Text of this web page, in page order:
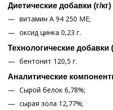
Диетические добавки (г/кг)
витамин А 94 250 МЕ;
оксид цинка 0,23 г.
Технологические добавки
бентонит 120,5 г.
Аналитические
Сырой белок 6,78%;
сырая зола 12,77%;